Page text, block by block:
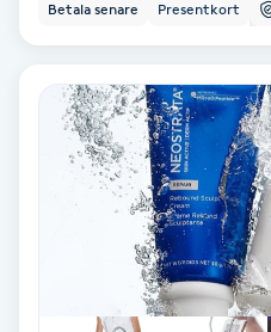
Pigmentfläckar
Plastikkirurgi
Betala senare Presentkort